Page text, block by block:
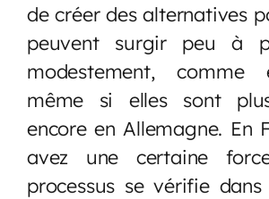
de créer des alternatives
peuvent surgir peu à
modestement, comme
même si elles sont
encore en Allemagne. En
avez une certaine
processus se vérifie dans